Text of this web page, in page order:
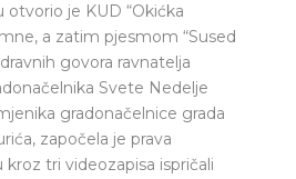
otvorio je KUD “Okićka
a zatim pjesmom “Sused
govora ravnatelja
Svete Nedelje
gradonačelnice grada
započela je prava
kroz tri videozapisa ispričali